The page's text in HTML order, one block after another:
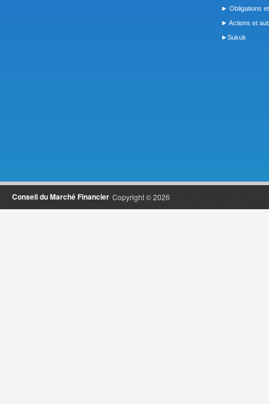
► Obligations
► Actions et
►Sukuk
Copyright © 2026
Conseil du Marché Financier